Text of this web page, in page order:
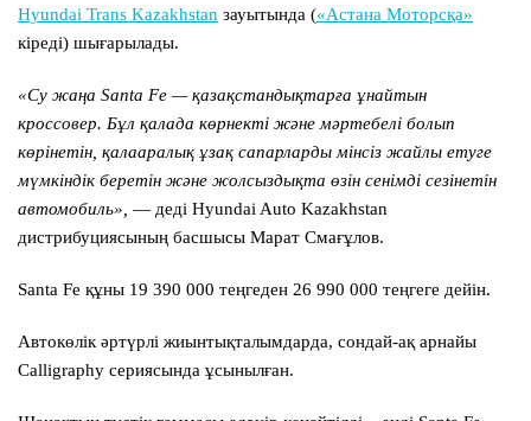
Hyundai Trans Kazakhstan зауытында («Астана Моторсқа»
кіреді) шығарылады.
«Су жаңа Santa Fe — қазақстандықтарға ұнайтын
кроссовер. Бұл қалада көрнекті және мәртебелі болып
көрінетін, қалааралық ұзақ сапарларды мінсіз жайлы етуге
мүмкіндік беретін және жолсыздықта өзін сенімді сезінетін
автомобиль», — деді Hyundai Auto Kazakhstan
дистрибуциясының басшысы Марат Смағұлов.
Santa Fe құны 19 390 000 теңгеден 26 990 000 теңгеге дейін.
Автокөлік әртүрлі жиынтықталымдарда, сондай-ақ арнайы
Calligraphy сериясында ұсынылған.